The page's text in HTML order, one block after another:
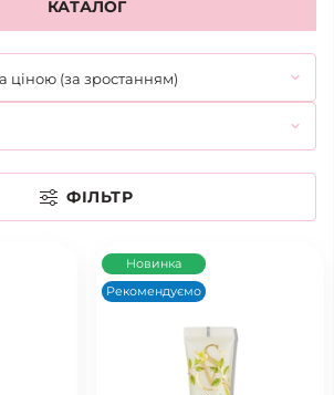
ФІЛЬТР
КАТАЛОГ
Новинка
Рекомендуємо